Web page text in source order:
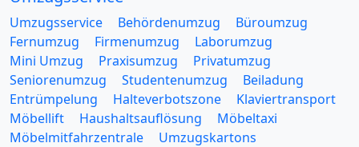
Umzugsservice Behördenumzug
Büroumzug
Fernumzug
Firmenumzug
Laborumzug
Mini Umzug
Praxisumzug
Privatumzug
Seniorenumzug
Studentenumzug
Beiladung
Entrümpelung
Halteverbotszone
Klaviertransport
Möbellift
Haushaltsauflösung
Möbeltaxi
Möbelmitfahrzentrale
Umzugskartons